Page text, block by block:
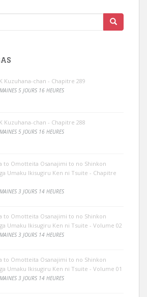
Kuzuhana-chan - Chapitre 289
5 JOURS 16 HEURES
Kuzuhana-chan - Chapitre 288
5 JOURS 16 HEURES
to Omotteita Osanajimi to no Shinkon
Umaku Ikisugiru Ken ni Tsuite - Chapitre
3 JOURS 14 HEURES
to Omotteita Osanajimi to no Shinkon
Umaku Ikisugiru Ken ni Tsuite - Volume 02
3 JOURS 14 HEURES
to Omotteita Osanajimi to no Shinkon
Umaku Ikisugiru Ken ni Tsuite - Volume 01
3 JOURS 14 HEURES